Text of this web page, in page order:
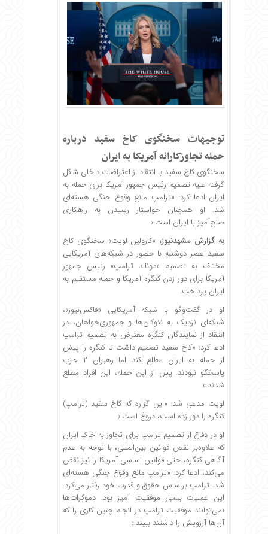
توجیهات سخنگوی کاخ سفید درباره
حمله تجاوزکارانه آمریکا به ایران
سخنگوی کاخ سفید با انتقاد از اعتراضات داخلی شکل
گرفته علیه تصمیم رئیس جمهور آمریکا برای حمله به
ایران ادعا کرد: «ترامپ مانع وقوع جنگی هسته‌ای
شد. او همچنان خواستار رسیدن به راهکاری
صلح‌آمیز با ایران است.»
به گزارش مشهدنیوز، «کارولین لویت» سخنگوی کاخ
سفید عصر دوشنبه با حضور در شبکه‌های آمریکایی
مختلف به تصمیم «دونالد ترامپ» رئیس جمهور
آمریکا برای دور زدن کنگره آمریکا و حمله مستقیم به
ایران پرداخت.
او در گفت‌وگو با شبکه آمریکایی «فاکس‌نیوز»،
شبکه‌ای نزدیک به نئوکان‌ها و جمهوری‌خواهان، در
انتقاد از نمایندگان کنگره معترض به تصمیم ترامپ
ادعا کرد: «کاخ سفید تصمیم داشت تا کنگره را پیش
از حمله به ایران مطلع کند اما رهبران ۲ حزب
پاسخگو نبودند. پس از این حمله، این افراد مطلع
شدند.»
لویت مدعی شد: «این گزاره که کاخ سفید (ترامپ)
کنگره را دور زده است، دروغ است.»
او در دفاع از تصمیم ترامپ برای تجاوز به خاک ایران
که علاوه‌بر نقض قوانین بین‌المللی، با توجه به عدم
آگاهی کنگره، حتی قوانین اساسی آمریکا را نیز نقض
می‌کند، ادعا کرد: «ترامپ مانع وقوع جنگی هسته‌ای
شد. ترامپ براساس حقوق و قدرت خود رفتار می‌کرد.
این عملیات بسیار موفقیت آمیز بود. دموکرات‌ها
نمی‌توانند موفقیت ترامپ در انجام چنین کاری را که
آن‌ها آرزویش را داشتند ببیند!»